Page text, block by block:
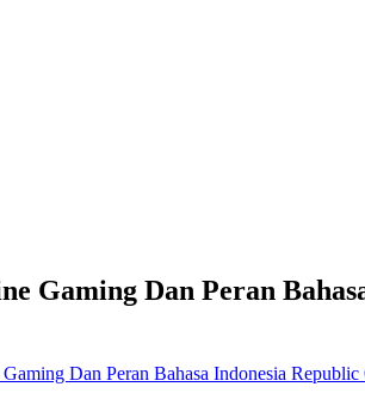
Gaming Dan Peran
Dan Peran Bahasa Indonesia